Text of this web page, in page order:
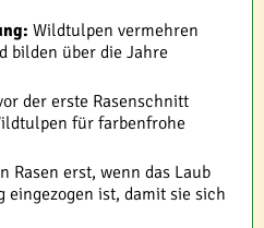
Wildtulpen vermehren
bilden über die Jahre
der erste Rasenschnitt
für farbenfrohe
Rasen erst, wenn das Laub
eingezogen ist, damit sie sich